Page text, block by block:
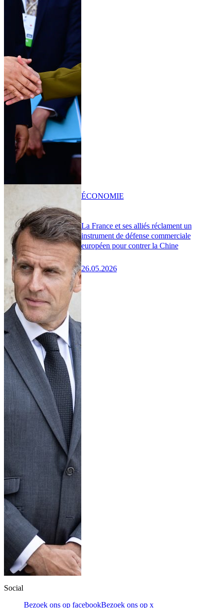
La France et ses alliés réclament un
instrument de défense commerciale
européen pour contrer la Chine
26.05.2026
ÉCONOMIE
Social
Bezoek ons op facebookBezoek ons op x